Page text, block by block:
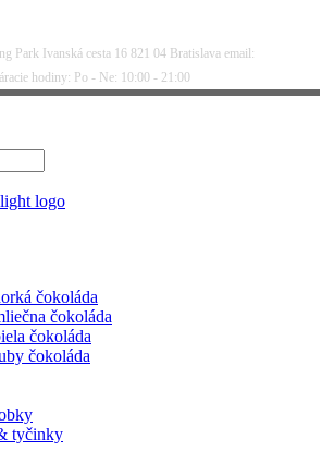
Park Ivanská cesta 16 821 04 Bratislava email:
hodiny: Po - Ne: 10:00 - 21:00
čokoláda
čokoláda
čokoláda
čokoláda
tyčinky